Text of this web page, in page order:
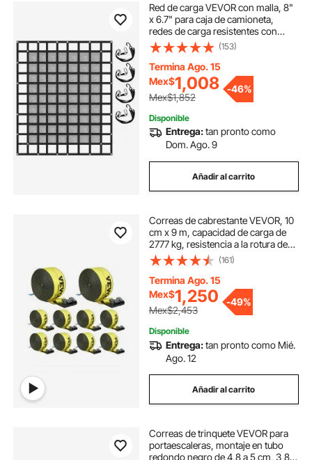
Red de carga VEVOR con malla, 8"
x 6.7" para caja de camioneta,
redes de carga resistentes con
hebillas de leva, ganchos en S y
correa transversal, red de carga
para caja de camioneta para
remolque, SUV y Jeeps (96" x 80")
(153)
Termina Ago. 15
Mex$1,008
Mex$1,852
-46%
Disponible
Entrega:tan pronto como
Dom. Ago. 9
Añadir al carrito
Correas de cabrestante VEVOR, 10
cm x 9 m, capacidad de carga de
2777 kg, resistencia a la rotura de
8277 kg, correas para camión con
gancho plano, amarres para
plataforma, control de carga para
remolques, granjas, rescates,
protección de árboles, amarillas
(paquete de 10)
(161)
Termina Ago. 15
Mex$1,250
Mex$2,453
-49%
Disponible
Entrega:tan pronto como Mié.
Ago. 12
Añadir al carrito
Correas de trinquete VEVOR para
portaescaleras, montaje en tubo
redondo negro de 4,8 a 5 cm, 3,8